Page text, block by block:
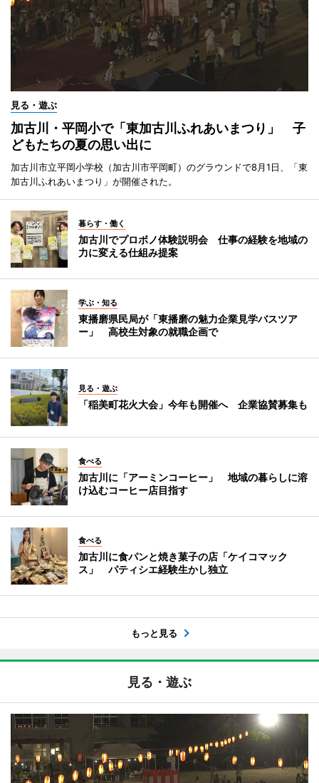
見る・遊ぶ
加古川・平岡小で「東加古川ふれあいまつり」 子
どもたちの夏の思い出に
加古川市立平岡小学校（加古川市平岡町）のグラウンドで8月1日、「東
加古川ふれあいまつり」が開催された。
暮らす・働く
加古川でプロボノ体験説明会 仕事の経験を地域の
力に変える仕組み提案
学ぶ・知る
東播磨県民局が「東播磨の魅力企業見学バスツア
ー」 高校生対象の就職企画で
見る・遊ぶ
「稲美町花火大会」今年も開催へ 企業協賛募集も
食べる
加古川に「アーミンコーヒー」 地域の暮らしに溶
け込むコーヒー店目指す
食べる
加古川に食パンと焼き菓子の店「ケイコマック
ス」 パティシエ経験生かし独立
もっと見る
見る・遊ぶ